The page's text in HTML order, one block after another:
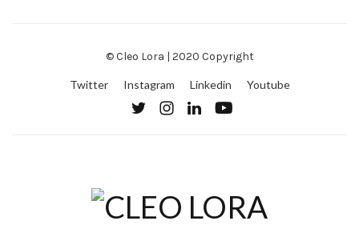
© Cleo Lora | 2020 Copyright
Twitter Instagram Linkedin Youtube